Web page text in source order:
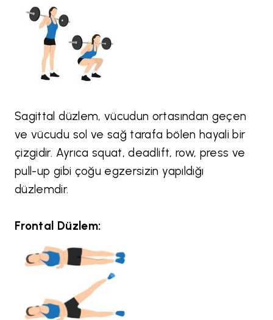
Sagittal düzlem, vücudun ortasından geçen
ve vücudu sol ve sağ tarafa bölen hayali bir
çizgidir. Ayrıca squat, deadlift, row, press ve
pull-up gibi çoğu egzersizin yapıldığı
düzlemdir.
Frontal Düzlem: